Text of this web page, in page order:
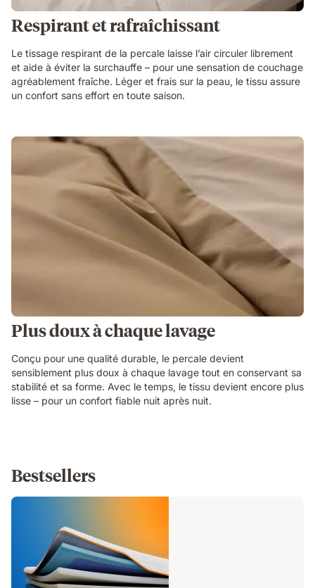
Respirant et rafraîchissant
Le tissage respirant de la percale laisse l’air circuler librement
et aide à éviter la surchauffe – pour une sensation de couchage
agréablement fraîche. Léger et frais sur la peau, le tissu assure
un confort sans effort en toute saison.
Plus doux à chaque lavage
Conçu pour une qualité durable, le percale devient
sensiblement plus doux à chaque lavage tout en conservant sa
stabilité et sa forme. Avec le temps, le tissu devient encore plus
lisse – pour un confort fiable nuit après nuit.
Bestsellers